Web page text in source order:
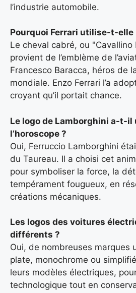
l’industrie automobile.
Pourquoi Ferrari utilise-t-elle
Le cheval cabré, ou "Cavallino
provient de l’emblème de
Francesco Baracca, héros de
mondiale. Enzo Ferrari l’a
croyant qu’il portait chance.
Le logo de Lamborghini a-t-il
l’horoscope ?
Oui, Ferruccio Lamborghini
du Taureau. Il a choisi cet
pour symboliser la force, la
tempérament fougueux, en
créations mécaniques.
Les logos des voitures
différents ?
Oui, de nombreuses marques
plate, monochrome ou
leurs modèles électriques,
technologique tout en